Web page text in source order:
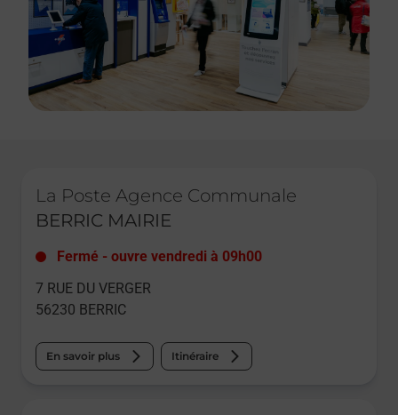
La Poste Agence Communale
BERRIC MAIRIE
Fermé - ouvre vendredi à 09h00
7 RUE DU VERGER
56230 BERRIC
En savoir plus Itinéraire